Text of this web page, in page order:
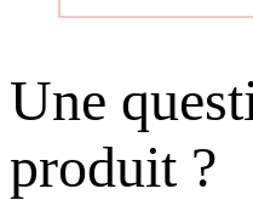
Une
produit ?